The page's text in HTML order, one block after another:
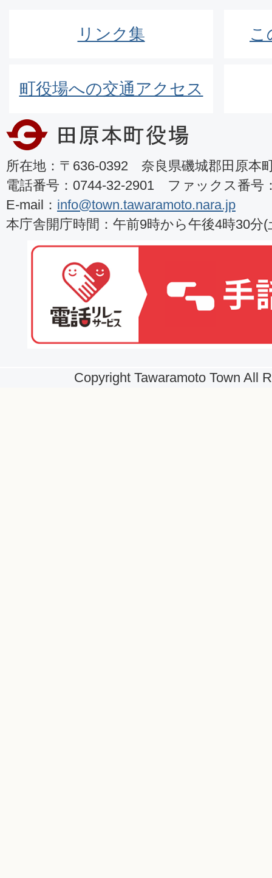
リンク集 こ
町役場への交通アクセス
所在地：〒636-0392 奈良県磯城郡田原本
電話番号：0744-32-2901 ファックス番号
E-mail： info@town.tawaramoto.nara.jp
本庁舎開庁時間：午前9時から午後4時30分
Copyright Tawaramoto Town All